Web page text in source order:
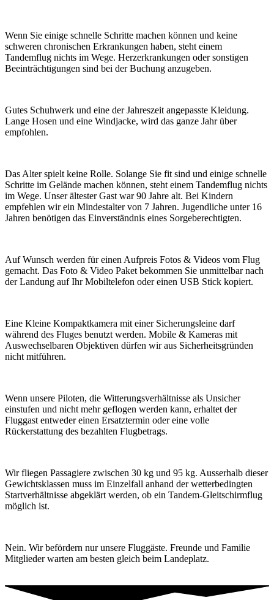
Wenn Sie einige schnelle Schritte machen können und keine
schweren chronischen Erkrankungen haben, steht einem
Tandemflug nichts im Wege. Herzerkrankungen oder sonstigen
Beeinträchtigungen sind bei der Buchung anzugeben.
Gutes Schuhwerk und eine der Jahreszeit angepasste Kleidung.
Lange Hosen und eine Windjacke, wird das ganze Jahr über
empfohlen.
Das Alter spielt keine Rolle. Solange Sie fit sind und einige schnelle
Schritte im Gelände machen können, steht einem Tandemflug nichts
im Wege. Unser ältester Gast war 90 Jahre alt. Bei Kindern
empfehlen wir ein Mindestalter von 7 Jahren. Jugendliche unter 16
Jahren benötigen das Einverständnis eines Sorgeberechtigten.
Auf Wunsch werden für einen Aufpreis Fotos & Videos vom Flug
gemacht. Das Foto & Video Paket bekommen Sie unmittelbar nach
der Landung auf Ihr Mobiltelefon oder einen USB Stick kopiert.
Eine Kleine Kompaktkamera mit einer Sicherungsleine darf
während des Fluges benutzt werden. Mobile & Kameras mit
Auswechselbaren Objektiven dürfen wir aus Sicherheitsgründen
nicht mitführen.
Wenn unsere Piloten, die Witterungsverhältnisse als Unsicher
einstufen und nicht mehr geflogen werden kann, erhaltet der
Fluggast entweder einen Ersatztermin oder eine volle
Rückerstattung des bezahlten Flugbetrags.
Wir fliegen Passagiere zwischen 30 kg und 95 kg. Ausserhalb dieser
Gewichtsklassen muss im Einzelfall anhand der wetterbedingten
Startverhältnisse abgeklärt werden, ob ein Tandem-Gleitschirmflug
möglich ist.
Nein. Wir befördern nur unsere Fluggäste. Freunde und Familie
Mitglieder warten am besten gleich beim Landeplatz.